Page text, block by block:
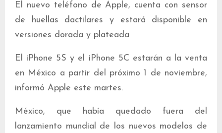
El nuevo teléfono de Apple, cuenta con sensor
de huellas dactilares y estará disponible en
versiones dorada y plateada
El iPhone 5S y el iPhone 5C estarán a la venta
en México a partir del próximo 1 de noviembre,
informó Apple este martes.
México, que había quedado fuera del
lanzamiento mundial de los nuevos modelos de